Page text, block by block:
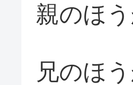
親のほ
兄のほ